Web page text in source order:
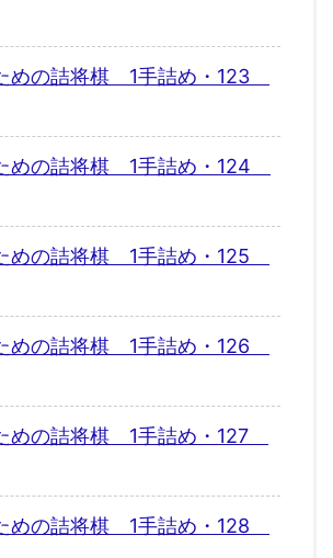
めの詰将棋 1手詰め・123
めの詰将棋 1手詰め・124
めの詰将棋 1手詰め・125
めの詰将棋 1手詰め・126
めの詰将棋 1手詰め・127
めの詰将棋 1手詰め・128